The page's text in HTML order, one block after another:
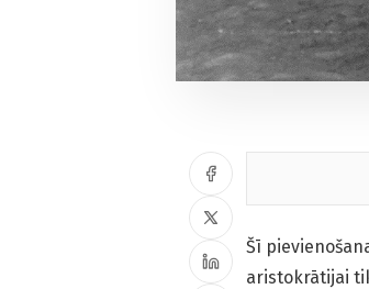
Šī
aristokrātijai